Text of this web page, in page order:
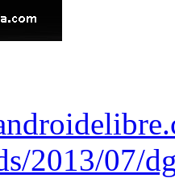
2013/07/